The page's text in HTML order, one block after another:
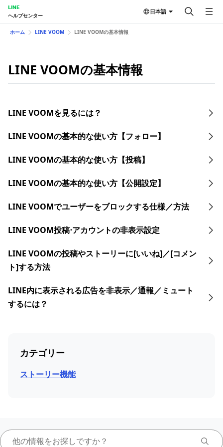
LINE
ヘルプセンター
日本語
ホーム LINE VOOM LINE VOOMの基本情報
LINE VOOMの基本情報
LINE VOOMを見るには？
LINE VOOMの基本的な使い方【フォロー】
LINE VOOMの基本的な使い方【投稿】
LINE VOOMの基本的な使い方【公開設定】
LINE VOOMでユーザーをブロックする仕様／方法
LINE VOOM投稿⋅アカウントの非表示設定
LINE VOOMの投稿やストーリーに[いいね]／[コメン
ト]する方法
LINE内に表示される広告を非表示／通報／ミュート
するには？
カテゴリー
ストーリー機能